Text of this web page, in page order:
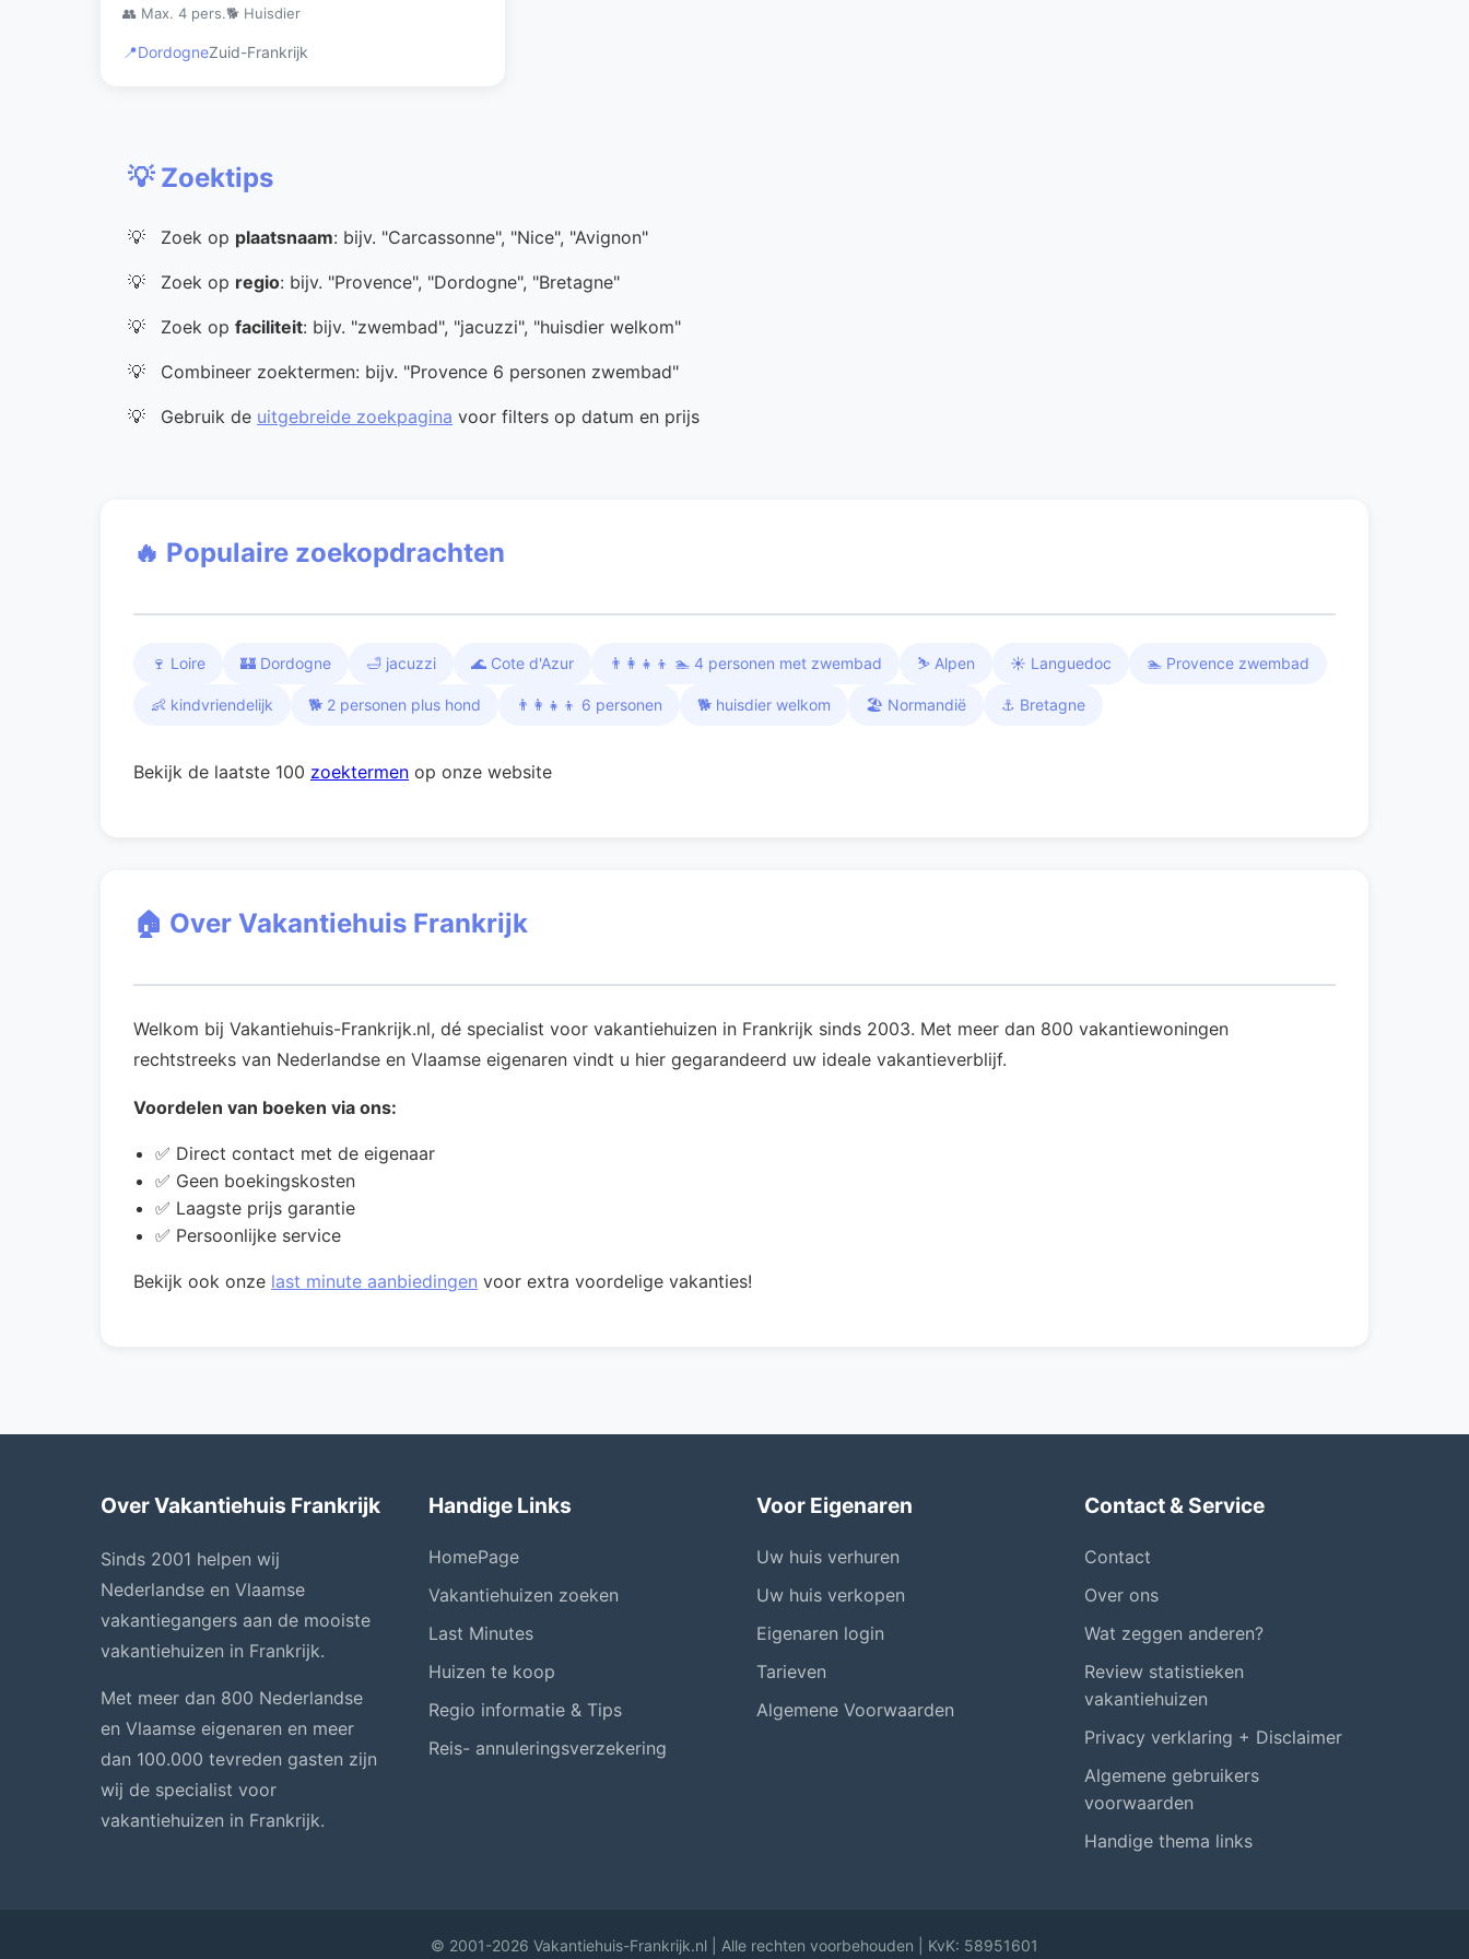
👥 Max. 4 pers.🐕 Huisdier
📍DordogneZuid-Frankrijk
💡 Zoektips
Zoek op plaatsnaam: bijv. "Carcassonne", "Nice", "Avignon"
Zoek op regio: bijv. "Provence", "Dordogne", "Bretagne"
Zoek op faciliteit: bijv. "zwembad", "jacuzzi", "huisdier welkom"
Combineer zoektermen: bijv. "Provence 6 personen zwembad"
Gebruik de uitgebreide zoekpagina voor filters op datum en prijs
🔥 Populaire zoekopdrachten
🍷 Loire 🏰 Dordogne 🛁 jacuzzi 🌊 Cote d'Azur 👨‍👩‍👧‍👦 🏊 4 personen met zwembad ⛷️ Alpen ☀️ Languedoc 🏊 Provence zwembad
👶 kindvriendelijk 🐕 2 personen plus hond 👨‍👩‍👧‍👦 6 personen 🐕 huisdier welkom 🏖️ Normandië ⚓ Bretagne
Bekijk de laatste 100 zoektermen op onze website
🏠 Over Vakantiehuis Frankrijk
Welkom bij Vakantiehuis-Frankrijk.nl, dé specialist voor vakantiehuizen in Frankrijk sinds 2003. Met meer dan 800 vakantiewoningen
rechtstreeks van Nederlandse en Vlaamse eigenaren vindt u hier gegarandeerd uw ideale vakantieverblijf.
Voordelen van boeken via ons:
✅ Direct contact met de eigenaar
✅ Geen boekingskosten
✅ Laagste prijs garantie
✅ Persoonlijke service
Bekijk ook onze last minute aanbiedingen voor extra voordelige vakanties!
Over Vakantiehuis Frankrijk
Sinds 2001 helpen wij
Nederlandse en Vlaamse
vakantiegangers aan de mooiste
vakantiehuizen in Frankrijk.
Met meer dan 800 Nederlandse
en Vlaamse eigenaren en meer
dan 100.000 tevreden gasten zijn
wij de specialist voor
vakantiehuizen in Frankrijk.
Handige Links
HomePage
Vakantiehuizen zoeken
Last Minutes
Huizen te koop
Regio informatie & Tips
Reis- annuleringsverzekering
Voor Eigenaren
Uw huis verhuren
Uw huis verkopen
Eigenaren login
Tarieven
Algemene Voorwaarden
Contact & Service
Contact
Over ons
Wat zeggen anderen?
Review statistieken
vakantiehuizen
Privacy verklaring + Disclaimer
Algemene gebruikers
voorwaarden
Handige thema links
© 2001-2026 Vakantiehuis-Frankrijk.nl | Alle rechten voorbehouden | KvK: 58951601